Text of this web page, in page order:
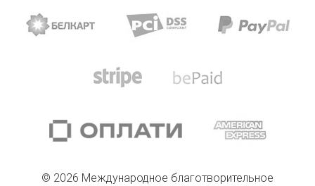
© 2026 Международное благотворительное